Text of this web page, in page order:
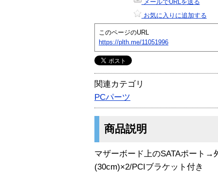
メールでURLを送る
お気に入りに追加する
このページのURL
https://plth.me/11051996
関連カテゴリ
PCパーツ
商品説明
マザーボード上のSATAポート→
(30cm)×2/PCIブラケット付き